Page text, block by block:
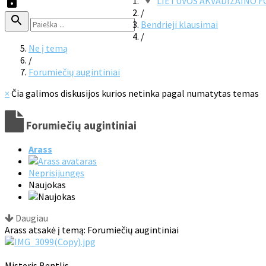
/
Bendrieji klausimai
/
Ne į temą
/
Forumiečių augintiniai
× Čia galimos diskusijos kurios netinka pagal numatytas temas
Forumiečių augintiniai
Arass
Neprisijungęs
Naujokas
Daugiau
Arass atsakė į temą: Forumiečių augintiniai